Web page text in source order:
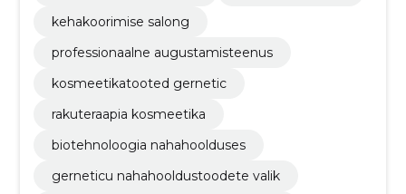
kehakoorimise salong
professionaalne augustamisteenus
kosmeetikatooted gernetic
rakuteraapia kosmeetika
biotehnoloogia nahahoolduses
gerneticu nahahooldustoodete valik